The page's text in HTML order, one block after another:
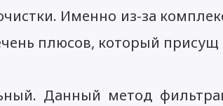
Именно из-за
плюсов, который
Данный метод